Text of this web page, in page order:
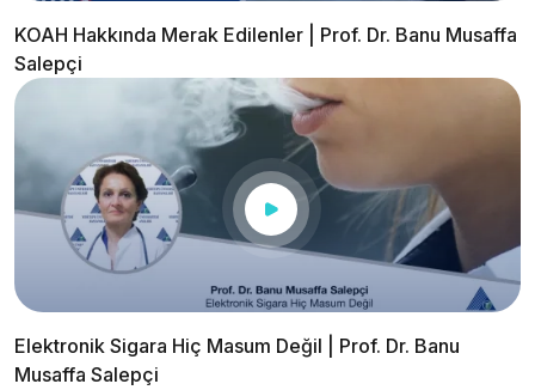
KOAH Hakkında Merak Edilenler | Prof. Dr. Banu Musaffa
Salepçi
Elektronik Sigara Hiç Masum Değil | Prof. Dr. Banu
Musaffa Salepçi